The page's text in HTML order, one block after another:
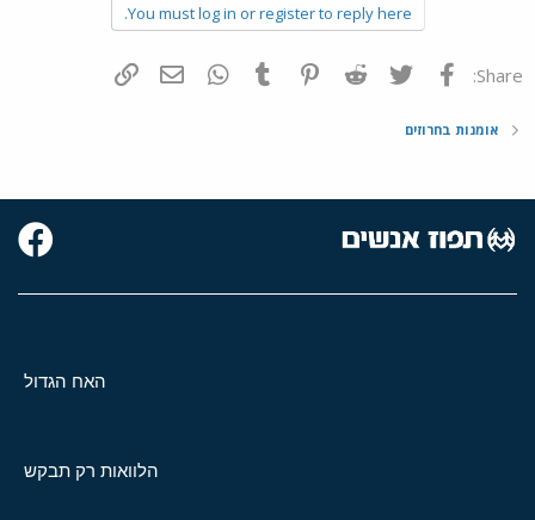
You must log in or register to reply here.
Share: פייסבוק Twitter
Reddit
Pinterest
Tumblr
WhatsAppדואר אלקטרוני
אומנות בחרוזים
האח הגדול
הלוואות רק תבקש